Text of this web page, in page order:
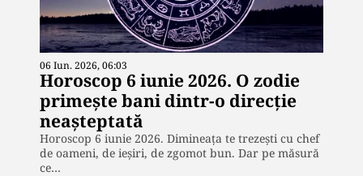
06 Iun. 2026, 06:03
Horoscop 6 iunie 2026. O zodie
primește bani dintr-o direcție
neașteptată
Horoscop 6 iunie 2026. Dimineața te trezești cu chef
de oameni, de ieșiri, de zgomot bun. Dar pe măsură
ce…